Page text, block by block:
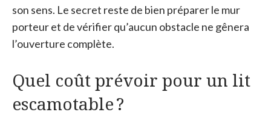
son sens. Le secret reste de bien préparer le mur
porteur et de vérifier qu’aucun obstacle ne gênera
l’ouverture complète.
Quel coût prévoir pour un lit
escamotable ?